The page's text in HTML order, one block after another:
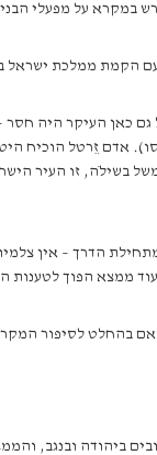
במקרא על מפעלי
גם כאן העיקר היה
אדם זֵרטל הוכיח
בשילֹה, זו העיר
הדרך – אין
ממצא הפוך לטענות
בהחלט לסיפור
ביהודה ובנגב,